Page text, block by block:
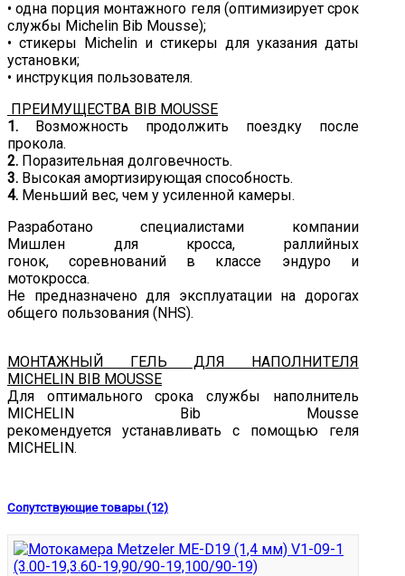
• одна порция монтажного геля (оптимизирует срок
службы Michelin Bib Mousse);
• стикеры Michelin и стикеры для указания даты
установки;
• инструкция пользователя.
ПРЕИМУЩЕСТВА BIB MOUSSE
1. Возможность продолжить поездку после
прокола.
2. Поразительная долговечность.
3. Высокая амортизирующая способность.
4. Меньший вес, чем у усиленной камеры.
Разработано специалистами компании
Мишлен для кросса, раллийных
гонок, соревнований в классе эндуро и
мотокросса.
Не предназначено для эксплуатации на дорогах
общего пользования (NHS).
МОНТАЖНЫЙ ГЕЛЬ ДЛЯ НАПОЛНИТЕЛЯ
MICHELIN BIB MOUSSE
Для оптимального срока службы наполнитель
MICHELIN Bib Mousse
рекомендуется устанавливать с помощью геля
MICHELIN.
Сопутствующие товары (12)